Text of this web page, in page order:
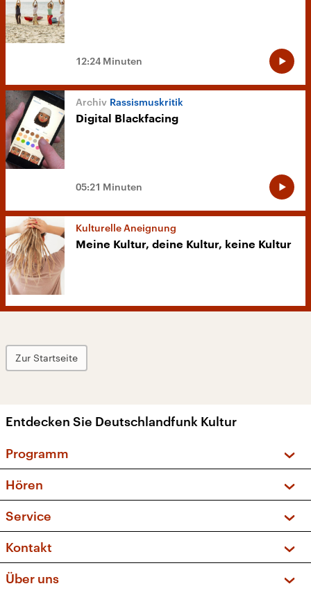
12:24 Minuten
Rassismuskritik
Digital Blackfacing
05:21 Minuten
Kulturelle Aneignung
Meine Kultur, deine Kultur, keine Kultur
Zur Startseite
Entdecken Sie Deutschlandfunk Kultur
Programm
Sendungen und Podcasts
Musikliste
Kakadu – Das Kinderprogramm
Hören
Frequenzen (UKW + DAB+)
Service
FAQ
Apps
Newsletter
Kontakt
Über uns